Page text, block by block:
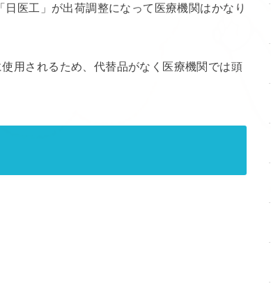
医工」が出荷調整になって医療機関はかなり
用されるため、代替品がなく医療機関では頭